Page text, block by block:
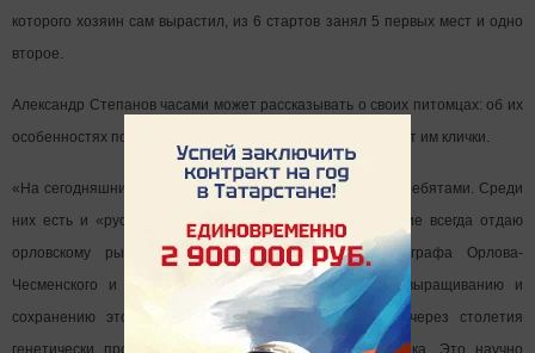
которого хозяин сам вырастил, из 6 стартов занял 5 первых мест и одно
второе.
Александр Степанов часами может рассказывать о своих питомцах: об их
особенностях поведения, питания, о том, как придумывает им клички.
«На сегодняшний день у меня десять голов вместе с жеребятами. Среди
них есть и «русские» и «американцы», но предпочтение всегда отдаю
орловскому рысаку - памяти великого создателя графа Орлова-
Чесменского и огромного труда русских людей по выращиванию и
сохранению этой породы. Именно орловский рысак через столетия
генетически пронес характер и волю русского человека. Это научно